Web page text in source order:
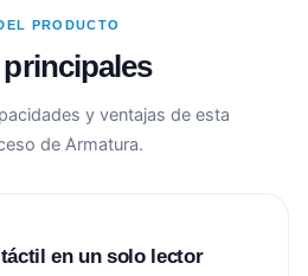
PRODUCTO
y ventajas de esta
de Armatura.
en un solo lector